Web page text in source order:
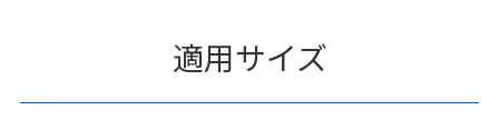
適用サイズ